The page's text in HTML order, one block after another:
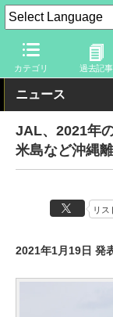
カテゴリ 過去記事
トラベル Watch 企
ニュース
JAL、2021年
米島など沖縄
リス
2021年1月19日 発